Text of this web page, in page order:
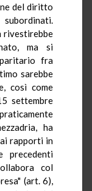
del diritto
rivestirebbe
ma si
fra
sarebbe
così come
settembre
ha
rapporti in
precedenti
col
(art. 6),